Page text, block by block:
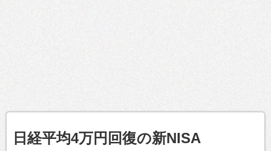
日経平均4万円回復の新NISA